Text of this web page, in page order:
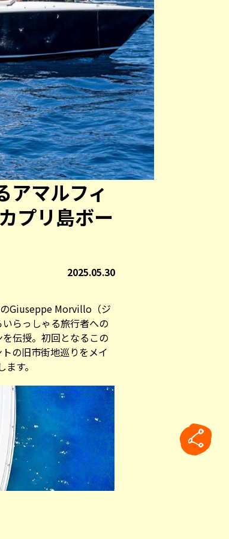
アマルフィ
プリ島ボー
2025.05.30
のGiuseppe Morvillo（ジ
らっしゃる旅行者への
伝授。初回となるこの
の旧市街地巡りをメイ
す。